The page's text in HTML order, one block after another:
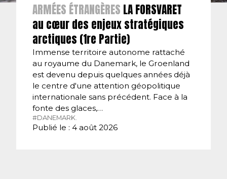
ARMÉES ÉTRANGÈRES LA FORSVARET
au cœur des enjeux stratégiques
arctiques (1re Partie)
Immense territoire autonome rattaché
au royaume du Danemark, le Groenland
est devenu depuis quelques années déjà
le centre d'une attention géopolitique
internationale sans précédent. Face à la
fonte des glaces,…
#DANEMARK.
Publié le : 4 août 2026